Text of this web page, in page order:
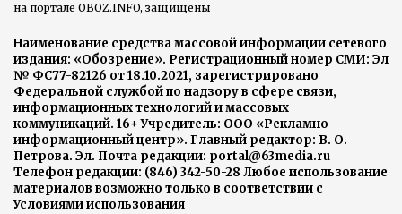
на портале OBOZ.INFO, защищены
Наименование средства массовой информации сетевого
издания: «Обозрение». Регистрационный номер СМИ: Эл
№ ФС77-82126 от 18.10.2021, зарегистрировано
Федеральной службой по надзору в сфере связи,
информационных технологий и массовых
коммуникаций. 16+ Учредитель: ООО «Рекламно-
информационный центр». Главный редактор: В. О.
Петрова. Эл. Почта редакции: portal@63media.ru
Телефон редакции: (846) 342-50-28 Любое использование
материалов возможно только в соответствии с
Условиями использования